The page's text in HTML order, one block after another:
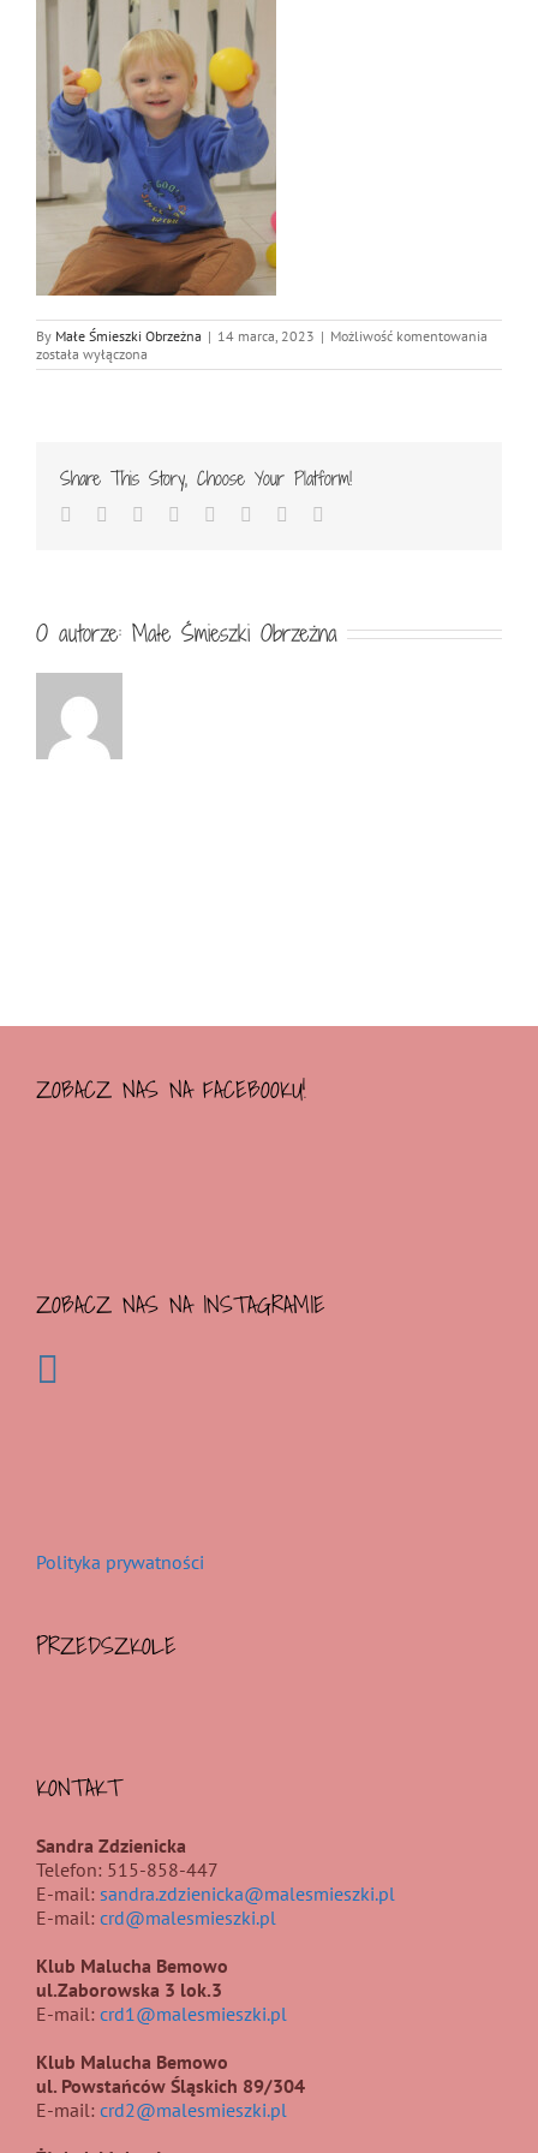
By Małe Śmieszki Obrzeżna | 14 marca, 2023 | Możliwość komentowania
została wyłączona
Share This Story, Choose Your Platform!
Facebook
TwitterReddit LinkedIn
TumblrPinterest
O autorze: Małe Śmieszki Obrzeżna
ZOBACZ NAS NA FACEBOOKU!
ZOBACZ NAS NA INSTAGRAMIE
Polityka prywatności
PRZEDSZKOLE
KONTAKT
Sandra Zdzienicka
Telefon: 515-858-447
E-mail: sandra.zdzienicka@malesmieszki.pl
E-mail: crd@malesmieszki.pl
Klub Malucha Bemowo
ul.Zaborowska 3 lok.3
E-mail: crd1@malesmieszki.pl
Klub Malucha Bemowo
ul. Powstańców Śląskich 89/304
E-mail: crd2@malesmieszki.pl